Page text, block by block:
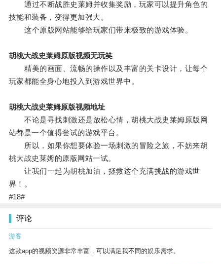
通过不断战胜史莱姆并收集奖励，玩家可以提升角色的
技能和装备，变得更加强大。
这个原版网站能够给玩家们带来极致的游戏体验。
胡桃大战史莱姆原版视频无玩笑
精美的画面、流畅的操作以及丰富的关卡设计，让每个
玩家都能全身心地投入到游戏世界中。
胡桃大战史莱姆原版视频地址
不论是寻找刺激还是放松心情，胡桃大战史莱姆原版网
站都是一个值得尝试的游戏平台。
所以，如果你想要体验一场刺激的冒险之旅，不妨来胡
桃大战史莱姆的原版网站一试。
让我们一起为胡桃加油，拯救这个充满挑战的游戏世
界！。
#18#
评论
游客
这款app的视频资源非常丰富，可以满足我不同的娱乐需求。